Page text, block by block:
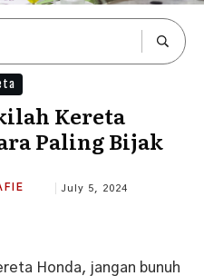
Kereta
Paling Bijak
July 5, 2024
Honda, jangan bunuh